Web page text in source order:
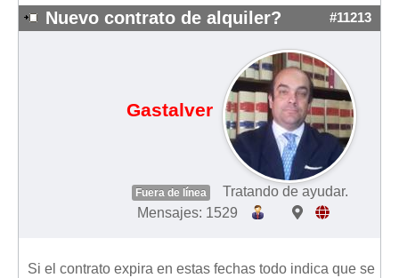
Nuevo contrato de alquiler? #11213
Gastalver
Fuera de línea
Tratando de ayudar.
Mensajes: 1529
Si el contrato expira en estas fechas todo indica que se